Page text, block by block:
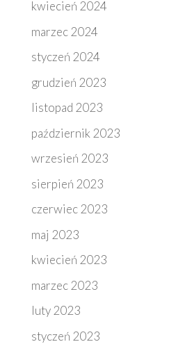
kwiecień 2024
marzec 2024
styczeń 2024
grudzień 2023
listopad 2023
październik 2023
wrzesień 2023
sierpień 2023
czerwiec 2023
maj 2023
kwiecień 2023
marzec 2023
luty 2023
styczeń 2023